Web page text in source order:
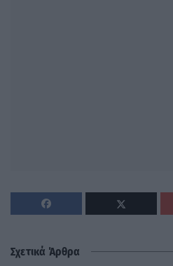
Σχετικά Άρθρα